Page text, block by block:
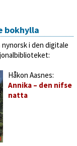
bokhylla
i den digitale
Håkon Aasnes:
Annika – den nifse
natta